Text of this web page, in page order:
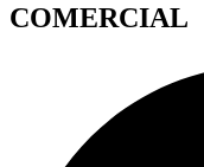
COMERCIAL